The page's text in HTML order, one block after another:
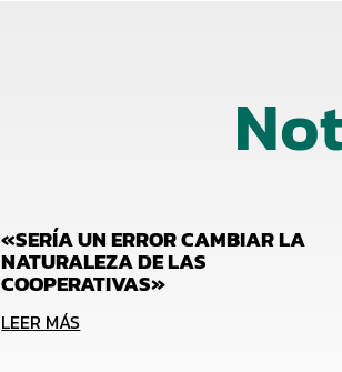
«SERÍA UN ERROR CAMBIAR LA
NATURALEZA DE LAS
COOPERATIVAS»
LEER MÁS